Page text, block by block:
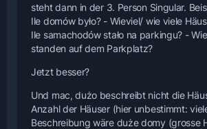
steht dann in der 3. Person Singular.
Ile domów było? - Wieviel/ wie viele
Ile samachodów stało na parkingu? -
standen auf dem Parkplatz?
Jetzt besser?
Und mac, dużo beschreibt nicht die
Anzahl der Häuser (hier unbestimmt:
Beschreibung wäre duże domy (grosse